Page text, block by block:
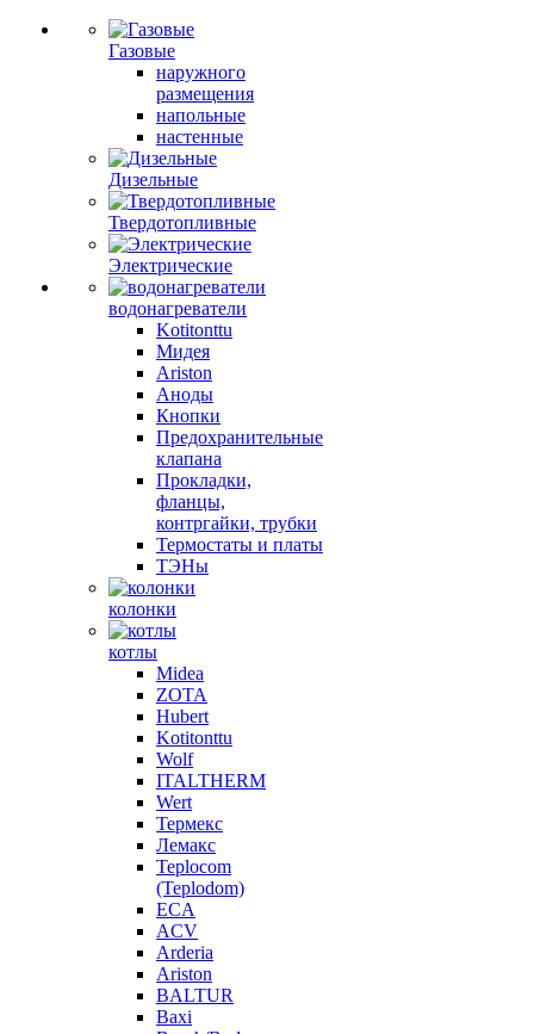
Газовые
наружного
размещения
напольные
настенные
Дизельные
Твердотопливные
Электрические
водонагреватели
Kotitonttu
Мидея
Ariston
Аноды
Кнопки
Предохранительные
клапана
Прокладки,
фланцы,
контргайки, трубки
Термостаты и платы
ТЭНы
колонки
котлы
Midea
ZOTA
Hubert
Kotitonttu
Wolf
ITALTHERM
Wert
Термекс
Лемакс
Teplocom
(Teplodom)
ECA
ACV
Arderia
Ariston
BALTUR
Baxi